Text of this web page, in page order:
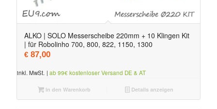
ALKO | SOLO Messerscheibe 220mm + 10 Klingen Kit
| für Robolinho 700, 800, 822, 1150, 1300
€87,00
inkl. MwSt. | ab 99€ kostenloser Versand DE & AT
In den Warenkorb Details anzeigen